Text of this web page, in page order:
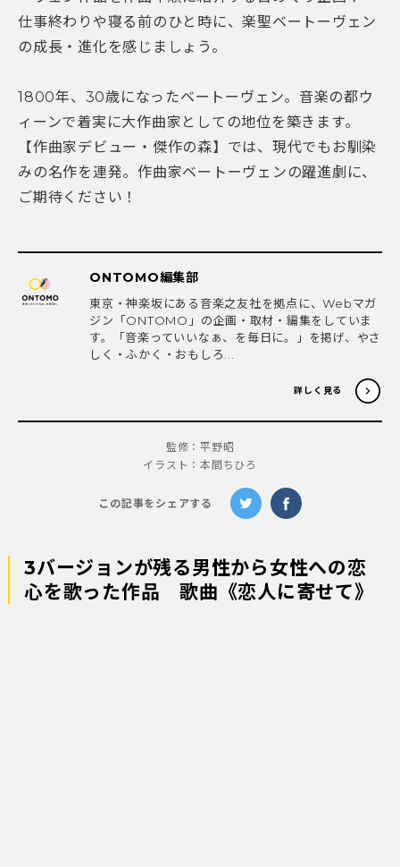
仕事終わりや寝る前のひと時に、楽聖ベートーヴェン
の成長・進化を感じましょう。
1800年、30歳になったベートーヴェン。音楽の都ウ
ィーンで着実に大作曲家としての地位を築きます。
【作曲家デビュー・傑作の森】では、現代でもお馴染
みの名作を連発。作曲家ベートーヴェンの躍進劇に、
ご期待ください！
ONTOMO編集部
東京・神楽坂にある音楽之友社を拠点に、Webマガ
ジン「ONTOMO」の企画・取材・編集をしていま
す。「音楽っていいなぁ、を毎日に。」を掲げ、やさ
しく・ふかく・おもしろ...
詳しく見る
監修：平野昭
イラスト：本間ちひろ
この記事をシェアする
3バージョンが残る男性から女性への恋
心を歌った作品 歌曲《恋人に寄せて》